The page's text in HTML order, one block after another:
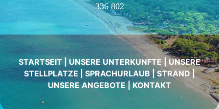
336 802
STARTSEIT | UNSERE UNTERKUNFTE
UNSERE
STELLPLATZE
SPRACHURLAUB|STRAND|
UNSERE ANGEBOTE| KONTAKT